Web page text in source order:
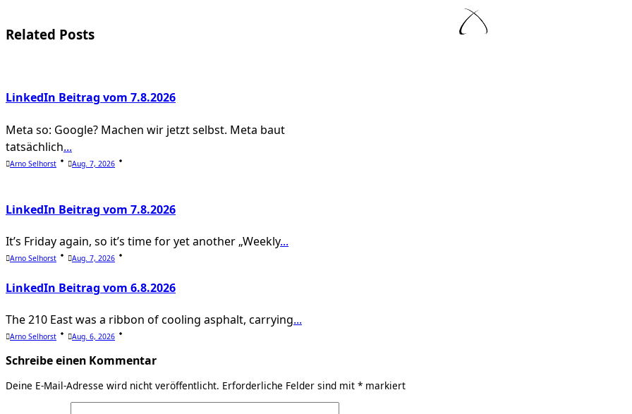
screen-
Related Posts
LinkedIn Beitrag vom 7.8.2026
Meta so: Google? Machen wir jetzt selbst. Meta baut
tatsächlich...
Arno Selhorst Aug. 7, 2026
LinkedIn Beitrag vom 7.8.2026
It’s Friday again, so it’s time for yet another „Weekly...
Arno Selhorst Aug. 7, 2026
LinkedIn Beitrag vom 6.8.2026
The 210 East was a ribbon of cooling asphalt, carrying...
Arno Selhorst Aug. 6, 2026
Schreibe einen Kommentar
Deine E-Mail-Adresse wird nicht veröffentlicht. Erforderliche Felder sind mit * markiert